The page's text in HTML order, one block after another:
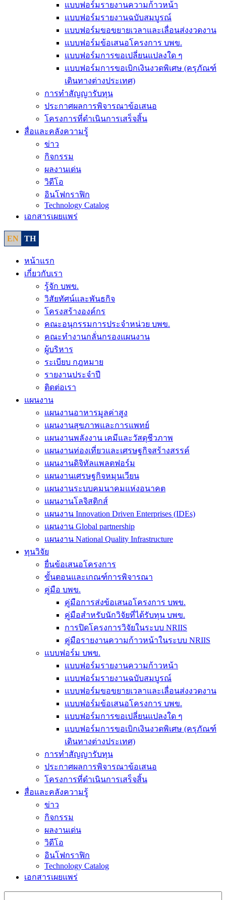
แบบฟอร์มรายงานความก้าวหน้า
แบบฟอร์มรายงานฉบับสมบูรณ์
แบบฟอร์มขอขยายเวลาและเลื่อนส่งงวดงาน
แบบฟอร์มข้อเสนอโครงการ บพข.
แบบฟอร์มการขอเปลี่ยนแปลงใด ๆ
แบบฟอร์มการขอเบิกเงินงวดพิเศษ (ครุภัณฑ์
เดินทางต่างประเทศ)
การทำสัญญารับทุน
ประกาศผลการพิจารณาข้อเสนอ
โครงการที่ดำเนินการเสร็จสิ้น
สื่อและคลังความรู้
ข่าว
กิจกรรม
ผลงานเด่น
วิดีโอ
อินโฟกราฟิก
Technology Catalog
เอกสารเผยแพร่
EN TH
หน้าแรก
เกี่ยวกับเรา
รู้จัก บพข.
วิสัยทัศน์และพันธกิจ
โครงสร้างองค์กร
คณะอนุกรรมการประจำหน่วย บพข.
คณะทำงานกลั่นกรองแผนงาน
ผู้บริหาร
ระเบียบ กฎหมาย
รายงานประจำปี
ติดต่อเรา
แผนงาน
แผนงานอาหารมูลค่าสูง
แผนงานสุขภาพและการแพทย์
แผนงานพลังงาน เคมีและวัสดุชีวภาพ
แผนงานท่องเที่ยวและเศรษฐกิจสร้างสรรค์
แผนงานดิจิทัลแพลตฟอร์ม
แผนงานเศรษฐกิจหมุนเวียน
แผนงานระบบคมนาคมแห่งอนาคต
แผนงานโลจิสติกส์
แผนงาน Innovation Driven Enterprises (IDEs)
แผนงาน Global partnership
แผนงาน National Quality Infrastructure
ทุนวิจัย
ยื่นข้อเสนอโครงการ
ขั้นตอนและเกณฑ์การพิจารณา
คู่มือ บพข.
คู่มือการส่งข้อเสนอโครงการ บพข.
คู่มือสำหรับนักวิจัยที่ได้รับทุน บพข.
การปิดโครงการวิจัยในระบบ NRIIS
คู่มือรายงานความก้าวหน้าในระบบ NRIIS
แบบฟอร์ม บพข.
แบบฟอร์มรายงานความก้าวหน้า
แบบฟอร์มรายงานฉบับสมบูรณ์
แบบฟอร์มขอขยายเวลาและเลื่อนส่งงวดงาน
แบบฟอร์มข้อเสนอโครงการ บพข.
แบบฟอร์มการขอเปลี่ยนแปลงใด ๆ
แบบฟอร์มการขอเบิกเงินงวดพิเศษ (ครุภัณฑ์
เดินทางต่างประเทศ)
การทำสัญญารับทุน
ประกาศผลการพิจารณาข้อเสนอ
โครงการที่ดำเนินการเสร็จสิ้น
สื่อและคลังความรู้
ข่าว
กิจกรรม
ผลงานเด่น
วิดีโอ
อินโฟกราฟิก
Technology Catalog
เอกสารเผยแพร่